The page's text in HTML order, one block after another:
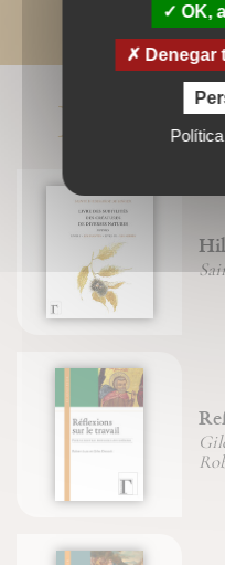
LIVRES
OK,
Denegar